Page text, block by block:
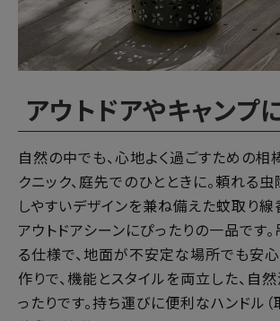
アウトドアやキャンプ
自然の中でも、心地よく過ごすための相
クニック、庭先でのひとときに。頼れる
しやすいデザインを兼ね備えた蚊取り線
アウトドアシーンにぴったりの一品です
る仕様で、地面が不安定な場所でも安
作りで、機能とスタイルを両立した、自
ったりです。持ち運びに便利なハンドル（